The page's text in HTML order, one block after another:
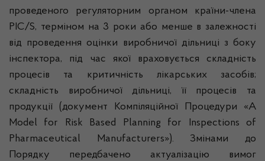
проведеного регуляторним органом країни-члена
PIC/S, терміном на 3 роки або менше в залежності
від проведення оцінки виробничої дільниці з боку
інспектора, під час якої враховується складність
процесів та критичність лікарських засобів;
складність виробничої дільниці, її процесів та
продукції (документ Компіляційної Процедури «A
Model for Risk Based Planning for Inspections of
Pharmaceutical Manufacturers»). Змінами до
Порядку передбачено актуалізацію вимог